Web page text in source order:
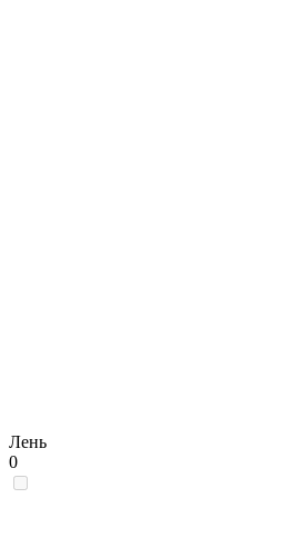
Лень
0